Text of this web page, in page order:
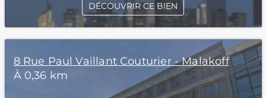
DÉCOUVRIR CE BIEN
8 Rue Paul Vaillant Couturier - Malakoff
À 0,36 km